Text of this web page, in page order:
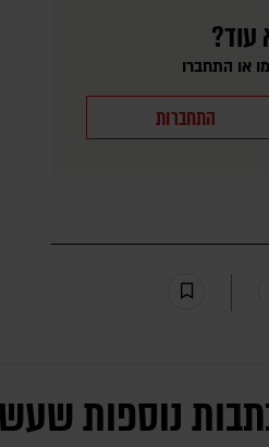
עוד?
או התחברו
התחברות
נוספות